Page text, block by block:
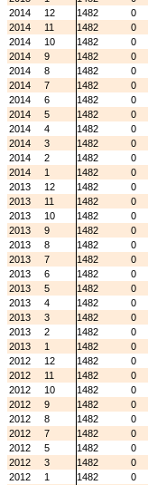
2014
12 1482
0
2014
11 1482
0
2014
10 1482
0
2014
9 1482
0
2014
8 1482
0
2014
7 1482
0
2014
6 1482
0
2014
5 1482
0
2014
4 1482
0
2014
3 1482
0
2014
2 1482
0
2014
1 1482
0
2013
12 1482
0
2013
11 1482
0
2013
10 1482
0
2013
9 1482
0
2013
8 1482
0
2013
7 1482
0
2013
6 1482
0
2013
5 1482
0
2013
4 1482
0
2013
3 1482
0
2013
2 1482
0
2013
1 1482
0
2012
12 1482
0
2012
11 1482
0
2012
10 1482
0
2012
9 1482
0
2012
8 1482
0
2012
7 1482
0
2012
5 1482
0
2012
3 1482
0
2012
1 1482
0